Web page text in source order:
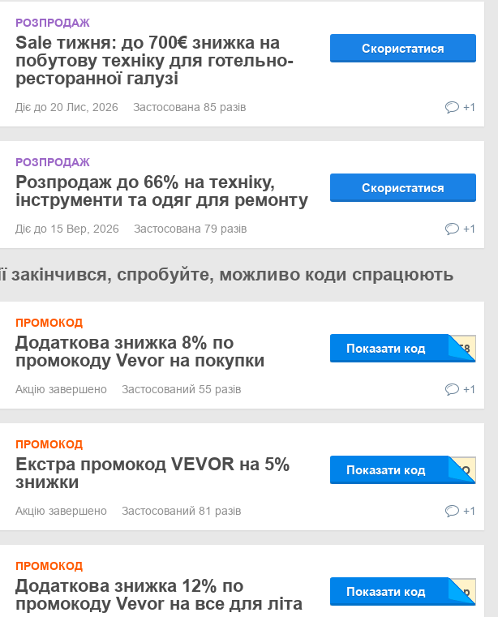
РОЗПРОДАЖ
Sale тижня: до 700€ знижка на
побутову техніку для готельно-
ресторанної галузі
Скористатися
Діє до 20 Лис, 2026 Застосована 85 разів +1
РОЗПРОДАЖ
Розпродаж до 66% на техніку,
інструменти та одяг для ремонту
Скористатися
Діє до 15 Вер, 2026 Застосована 79 разів +1
закінчився, спробуйте, можливо коди спрацюють
ПРОМОКОД
Додаткова знижка 8% по
промокоду Vevor на покупки
Показати код
Акцію завершено Застосований 55 разів +1
ПРОМОКОД
Екстра промокод VEVOR на 5%
знижки
Показати код
Акцію завершено Застосований 81 разів +1
ПРОМОКОД
Додаткова знижка 12% по
промокоду Vevor на все для літа
Показати код